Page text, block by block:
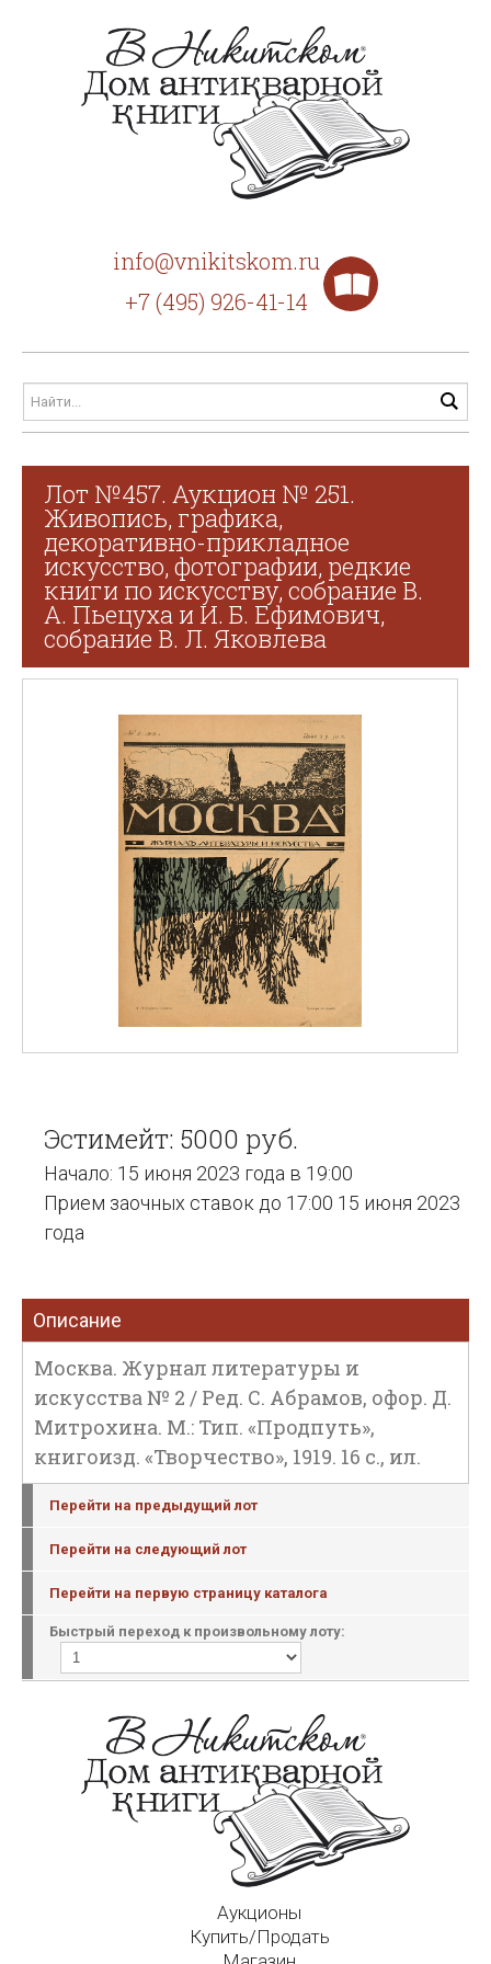
info@vnikitskom.ru
+7 (495) 926-41-14
Лот №457. Аукцион № 251.
Живопись, графика,
декоративно-прикладное
искусство, фотографии, редкие
книги по искусству, собрание В.
А. Пьецуха и И. Б. Ефимович,
собрание В. Л. Яковлева
Эстимейт: 5000 руб.
Начало: 15 июня 2023 года в 19:00
Прием заочных ставок до 17:00 15 июня 2023
года
Описание
Москва. Журнал литературы и
искусства № 2 / Ред. С. Абрамов, офор. Д.
Митрохина. М.: Тип. «Продпуть»,
книгоизд. «Творчество», 1919. 16 с., ил.
Перейти на предыдущий лот
Перейти на следующий лот
Перейти на первую страницу каталога
Быстрый переход к произвольному лоту:
Аукционы
Купить/Продать